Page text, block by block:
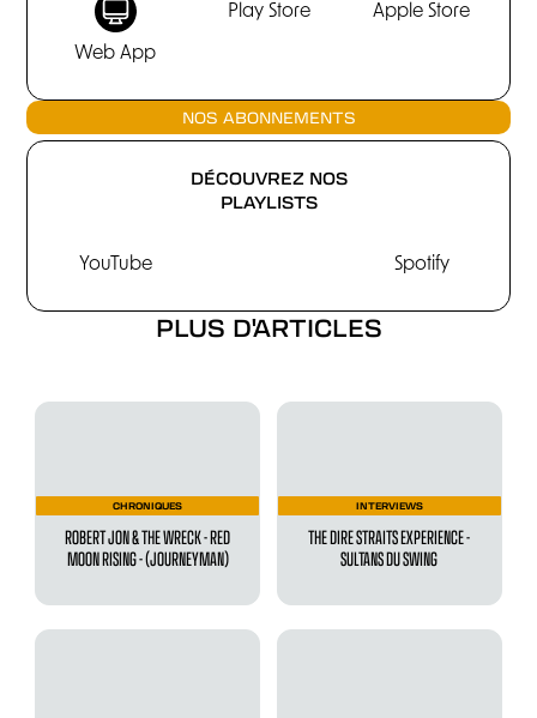
Web App
Play Store Apple Store
NOS ABONNEMENTS
DÉCOUVREZ NOS
PLAYLISTS
YouTube Spotify
PLUS D'ARTICLES
CHRONIQUES
ROBERT JON & THE WRECK - RED
MOON RISING - (JOURNEYMAN)
INTERVIEWS
THE DIRE STRAITS EXPERIENCE -
SULTANS DU SWING